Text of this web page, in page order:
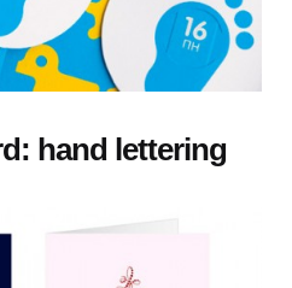
hand lettering